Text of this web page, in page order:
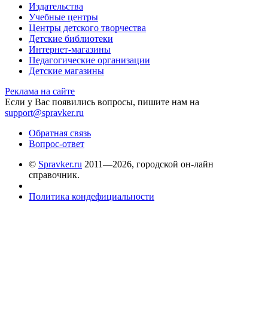
Издательства
Учебные центры
Центры детского творчества
Детские библиотеки
Интернет-магазины
Педагогические организации
Детские магазины
Реклама на сайте
Если у Вас появились вопросы, пишите нам на
support@spravker.ru
Обратная связь
Вопрос-ответ
© Spravker.ru 2011—2026, городской он-лайн
справочник.
Политика кондефициальности